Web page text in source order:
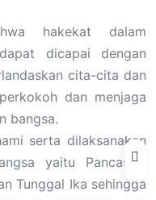
hakekat dalam
dicapai dengan
cita-cita dan
dan menjaga
bangsa.
serta dilaksanakan
yaitu Pancasila,
Tunggal Ika sehingga